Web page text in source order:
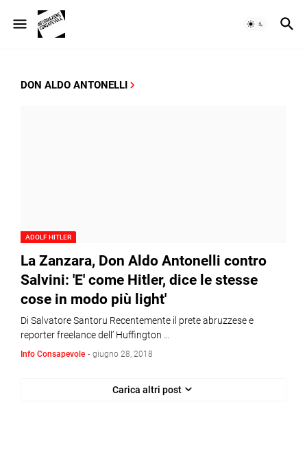
DON ALDO ANTONELLI
ADOLF HITLER
La Zanzara, Don Aldo Antonelli contro
Salvini: 'E' come Hitler, dice le stesse
cose in modo più light'
Di Salvatore Santoru Recentemente il prete abruzzese e
reporter freelance dell’ Huffington …
Info Consapevole - giugno 28, 2018
Carica altri post